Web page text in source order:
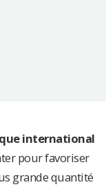
international
pour favoriser
grande quantité